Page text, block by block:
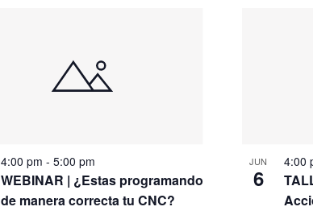
4:00 pm - 5:00 pm
WEBINAR | ¿Estas programando
de manera correcta tu CNC?
JUN
6
4:00